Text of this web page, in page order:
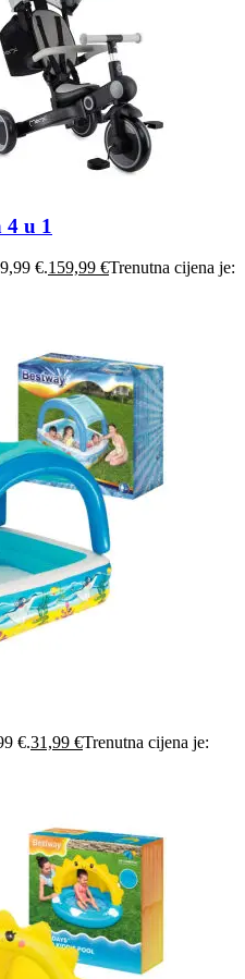
u 1
€.159,99 €Trenutna cijena je:
€.31,99 €Trenutna cijena je: